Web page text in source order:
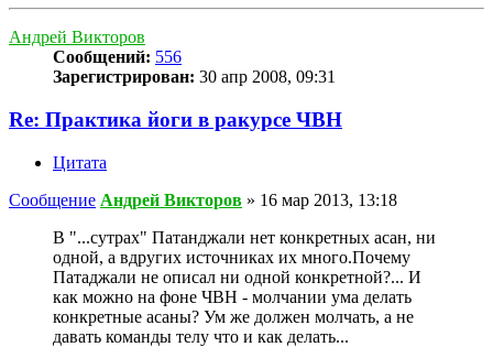
Андрей Викторов
Сообщений: 556
Зарегистрирован: 30 апр 2008, 09:31
Re: Практика йоги в ракурсе ЧВН
Цитата
Сообщение Андрей Викторов » 16 мар 2013, 13:18
В "...сутрах" Патанджали нет конкретных асан, ни
одной, а вдругих источниках их много.Почему
Патаджали не описал ни одной конкретной?... И
как можно на фоне ЧВН - молчании ума делать
конкретные асаны? Ум же должен молчать, а не
давать команды телу что и как делать...